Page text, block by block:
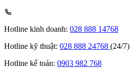
Hotline kinh doanh: 028 888 14768
Hotline kỹ thuật: 028 888 24768 (24/7)
Hotline kế toán: 0903 982 768